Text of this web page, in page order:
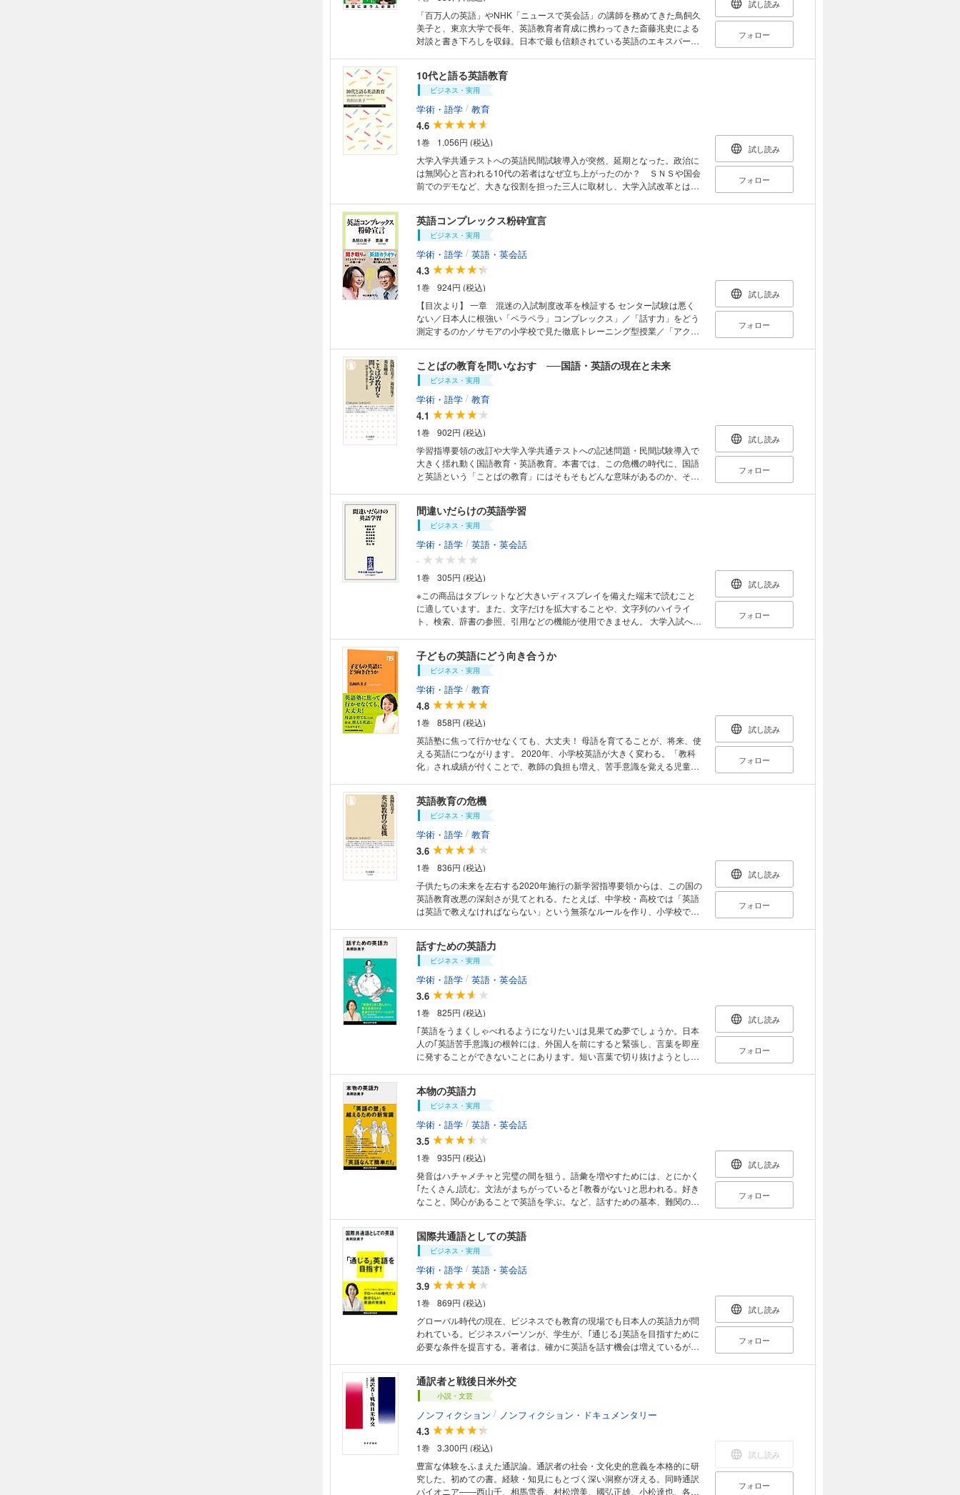
「百万人の英語」やNHK「ニュースで英会話」の講師を務めてきた鳥飼久
美子と、東京大学で長年、英語教育者育成に携わってきた斎藤兆史による
対談と書き下ろしを収録。日本で最も信頼されている英語のエキスパート
試し読み
フォロー
10代と語る英語教育
ビジネス・実用
学術・語学 / 教育
4.6
1巻
1,056円 (税込)
大学入学共通テストへの英語民間試験導入が突然、延期となった。政治に
は無関心と言われる10代の若者はなぜ立ち上がったのか？ ＳＮＳや国会
前でのデモなど、大きな役割を担った三人に取材し、大学入試改革とは何
試し読み
フォロー
英語コンプレックス粉砕宣言
ビジネス・実用
学術・語学 / 英語・英会話
4.3
1巻
924円 (税込)
【目次より】 一章 混迷の入試制度改革を検証する センター試験は悪く
ない／日本人に根強い「ペラペラ」コンプレックス」／「話す力」をどう
測定するのか／サモアの小学校で見た徹底トレーニング型授業／「アクテ
／英語力で人の能力を測る危険性／大事な交渉ほど、プロの通訳者に任せ
るべき／「授業をすべて英語で」の虚妄／異質な世界を知る――英語を学
ぶ意味／姓名のローマ字表記をどう考えるか 三章 〈小学校編〉発音のペ
ラペラ「感」を身につける 小学校の英語の授業に意味はあるか／スポーツ
のトレーニングのように／教職課程は音声学を必修にすべし／「きらきら
星」を英語で歌おう／ポイントは教師力とテキスト／鳥飼・斎藤版学習指
導要領 四章〈中学校編〉文法を「日本語で」教えよ 文法は優先順位をつ
けて教える／英文法を英語で教える必要はあるのか／ネイティブ・スピー
カーの弱点／意味がわからないままの音読は無意味／英語の教材とし
て“Swimmy”を／語彙力の強化は文学から／身体のモードチェンジが必要
五章 〈高校編〉「意味のある話」ができる力を身につける 「英語で考え
よ」で読解力はますます落ちる／日本語訳を読ませてからリスニングを／
「論理国語」の虚妄／論理だけでは解釈できない／「頭の良い」高校生を
ガー」はみっともない／困ったときの“by the way”／パーティに出るなら
「My favorites map」を用意せよ「リアクション能力」を高める／時事問
題を英語でコメントできますか？／世界を渡り歩くメンタルを英語の曲で
試し読み
フォロー
ことばの教育を問いなおす ──国語・英語の現在と未来
ビジネス・実用
学術・語学 / 教育
4.1
1巻
902円 (税込)
学習指導要領の改訂や大学入学共通テストへの記述問題・民間試験導入で
大きく揺れ動く国語教育・英語教育。本書では、この危機の時代に、国語
と英語という「ことばの教育」にはそもそもどんな意味があるのか、そし
である。その教育が、子どもたちの未来をつくる。「ことばの教育」を考
えることこそが、いま大切なのである。
試し読み
フォロー
間違いだらけの英語学習
ビジネス・実用
学術・語学 / 英語・英会話
-
1巻
305円 (税込)
※この商品はタブレットなど大きいディスプレイを備えた端末で読むこと
に適しています。また、文字だけを拡大することや、文字列のハイライ
ト、検索、辞書の参照、引用などの機能が使用できません。 大学入試への
語ペラペラになれるのだろうか。そもそも、これまでの英語教育は失敗だ
ったのだろうか？ （『中央公論』2019年8月号特集の電子化です） （目
次より） ●対談 発音は小学校、文法は中学校、読解は高校で 黒船以来の英
語コンプレックスを克服する授業はこれだ！ 鳥飼玖美子×齋藤 孝 ●入試改
革・四技能看板に異議あり ぺらぺら信仰がしゃべれない日本人を作る
阿部公彦 ●「グローバル化で英語ニーズ増加」の虚実 寺沢拓敬 ●ルポ 使わ
なくてすむ時代は過ぎ去った ドメスティック企業、語学力アップへの挑戦
曲沼美恵 ●対談 73歳でくぐった大学の門、60歳で単身挑んだメキシコ 語
学は“六十の手習い”こそ面白い 萩本欽一×青山 南
試し読み
フォロー
子どもの英語にどう向き合うか
ビジネス・実用
学術・語学 / 教育
4.8
1巻
858円 (税込)
英語塾に焦って行かせなくても、大丈夫！ 母語を育てることが、将来、使
える英語につながります。 2020年、小学校英語が大きく変わる。「教科
化」され成績が付くことで、教師の負担も増え、苦手意識を覚える児童の
理学など様々な視点で考察しながら、未来へつながる英語力を育てるため
の心得を説く。
試し読み
フォロー
英語教育の危機
ビジネス・実用
学術・語学 / 教育
3.6
1巻
836円 (税込)
子供たちの未来を左右する2020年施行の新学習指導要領からは、この国の
英語教育改悪の深刻さが見てとれる。たとえば、中学校・高校では「英語
は英語で教えなければならない」という無茶なルールを作り、小学校で
は廃止されて、どれも入試として問題含みの「民間試験」を導入するとい
う。どうして、ここまで理不尽なことばかりなのか？ 第一人者が問題点
を検証し、英語教育を問いなおす。
試し読み
フォロー
話すための英語力
ビジネス・実用
学術・語学 / 英語・英会話
3.6
1巻
825円 (税込)
｢英語をうまくしゃべれるようになりたい｣は見果てぬ夢でしょうか。日本
人の｢英語苦手意識｣の根幹には、外国人を前にすると緊張し、言葉を即座
に発することができないことにあります。短い言葉で切り抜けようとした
ラテジーを同時通訳者としての経験豊富な著者が丁寧に指導します。
試し読み
フォロー
本物の英語力
ビジネス・実用
学術・語学 / 英語・英会話
3.5
1巻
935円 (税込)
発音はハチャメチャと完璧の間を狙う。語彙を増やすためには、とにかく
｢たくさん｣読む。文法がまちがっていると｢教養がない｣と思われる。好き
なこと、関心があることで英語を学ぶ。など、話すための基本、難関の試
試し読み
フォロー
国際共通語としての英語
ビジネス・実用
学術・語学 / 英語・英会話
3.9
1巻
869円 (税込)
グローバル時代の現在、ビジネスでも教育の現場でも日本人の英語力が問
われている。ビジネスパーソンが、学生が、｢通じる｣英語を目指すために
必要な条件を提言する。著者は、確かに英語を話す機会は増えているが、
もいい、｢自分らしい英語｣の発信をして下さい、と強調する。
試し読み
フォロー
通訳者と戦後日米外交
小説・文芸
ノンフィクション / ノンフィクション・ドキュメンタリー
4.3
1巻
3,300円 (税込)
豊富な体験をふまえた通訳論。通訳者の社会・文化史的意義を本格的に研
究した、初めての書。経験・知見にもとづく深い洞察が冴える。同時通訳
パイオニア――西山千、相馬雪香、村松増美、國弘正雄、小松達也、各氏
試し読み
フォロー